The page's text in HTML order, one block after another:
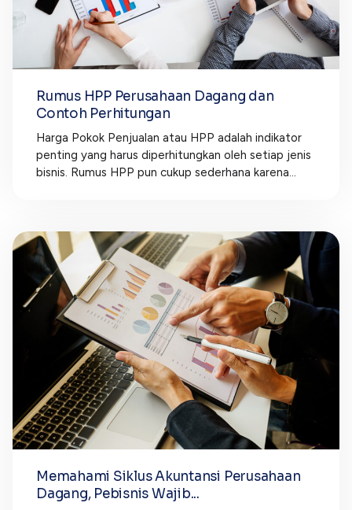
Rumus HPP Perusahaan Dagang dan
Contoh Perhitungan
Harga Pokok Penjualan atau HPP adalah indikator
penting yang harus diperhitungkan oleh setiap jenis
bisnis. Rumus HPP pun cukup sederhana karena...
Memahami Siklus Akuntansi Perusahaan
Dagang, Pebisnis Wajib...